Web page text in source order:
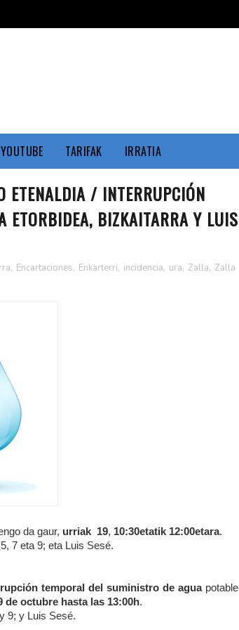
YOUTUBE TARIFAK IRRATIA
ETENALDIA / INTERRUPCIÓN
ETORBIDEA, BIZKAITARRA Y LUIS
, Encartaciones, Enkarterri, incidencia, ura, Zalla, Zalla
da gaur, urriak 19, 10:30etatik 12:00etara.
7 eta 9; eta Luis Sesé.
temporal del suministro de aguapotable
de octubre hasta las 13:00h.
9; y Luis Sesé.